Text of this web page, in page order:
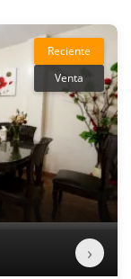
Reciente
Venta
›